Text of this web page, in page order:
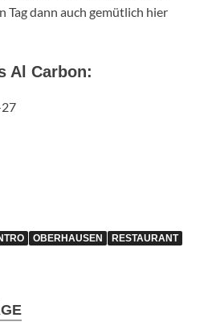
Tag dann auch gemütlich hier
Al Carbon:
OBERHAUSEN
RESTAURANT